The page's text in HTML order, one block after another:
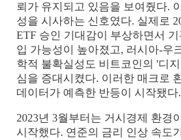
뢰가 유지되고 있음을 보여줬다.
성을 시사하는 신호였다. 실제로
ETF 승인 기대감이 부상하면서
입 가능성이 높아졌고, 러시아-우
학적 불확실성도 비트코인의 '디
심을 증대시켰다. 이러한 매크로
데이터가 예측한 반등이 시작됐다.
2023년 3월부터는 거시경제 환경
시작했다. 연준의 금리 인상 속도